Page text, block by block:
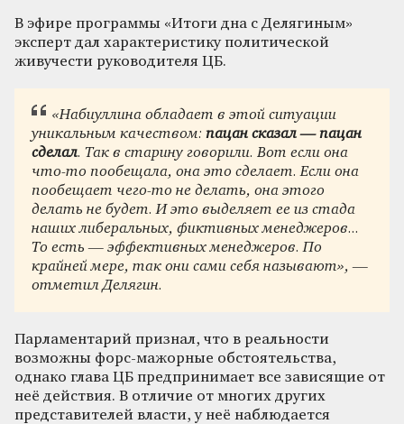
В эфире программы «Итоги дна с Делягиным»
эксперт дал характеристику политической
живучести руководителя ЦБ.
«Набиуллина обладает в этой ситуации
уникальным качеством:пацан сказал — пацан
сделал. Так в старину говорили. Вот если она
что-то пообещала, она это сделает. Если она
пообещает чего-то не делать, она этого
делать не будет. И это выделяет ее из стада
наших либеральных, фиктивных менеджеров...
То есть — эффективных менеджеров. По
крайней мере, так они сами себя называют», —
отметил Делягин.
Парламентарий признал, что в реальности
возможны форс-мажорные обстоятельства,
однако глава ЦБ предпринимает все зависящие от
неё действия. В отличие от многих других
представителей власти, у неё наблюдается